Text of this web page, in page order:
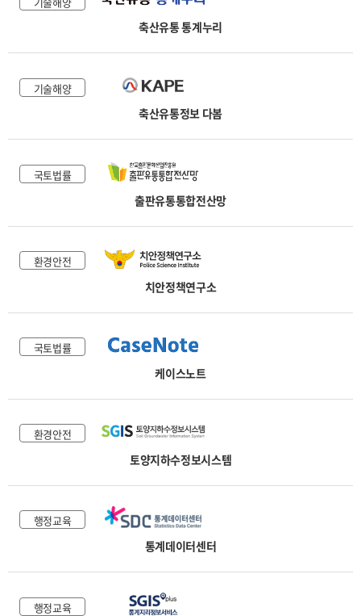
축산유통 통계누리
기술해양
축산유통정보 다봄
국토법률
출판유통통합전산망
환경안전
치안정책연구소
국토법률
케이스노트
환경안전
토양지하수정보시스템
행정교육
통계데이터센터
행정교육